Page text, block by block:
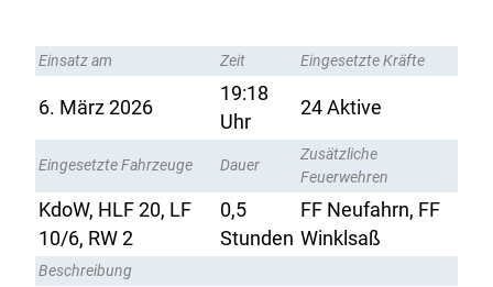
Einsatz am Zeit Eingesetzte Kräfte
6. März 2026
19:18
Uhr
24 Aktive
Eingesetzte Fahrzeuge Dauer
Zusätzliche
Feuerwehren
KdoW, HLF 20, LF
10/6, RW 2
0,5
Stunden
FF Neufahrn, FF
Winklsaß
Beschreibung